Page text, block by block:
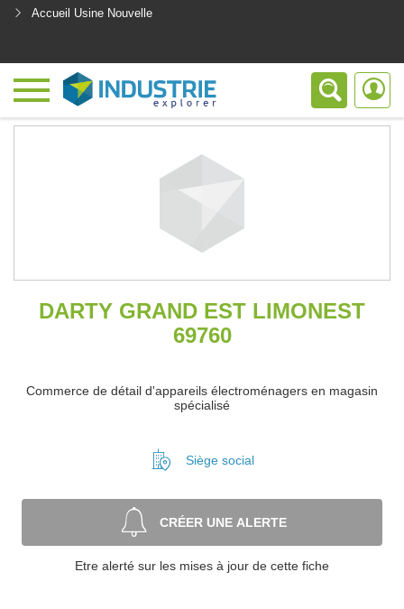
Accueil Usine Nouvelle
DARTY GRAND EST LIMONEST
69760
Commerce de détail d'appareils électroménagers en magasin
spécialisé
Siège social
CRÉER UNE ALERTE
Etre alerté sur les mises à jour de cette fiche